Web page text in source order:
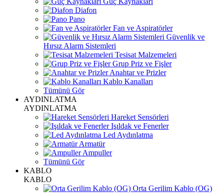
Diafon
Pano
Fan ve Aspiratörler
Güvenlik ve
Hırsız Alarm Sistemleri
Tesisat Malzemeleri
Grup Priz ve Fişler
Anahtar ve Prizler
Kablo Kanalları
Tümünü Gör
AYDINLATMA
AYDINLATMA
Hareket Sensörleri
Işıldak ve Fenerler
Led Aydınlatma
Armatür
Ampuller
Tümünü Gör
KABLO
KABLO
Orta Gerilim Kablo (OG)